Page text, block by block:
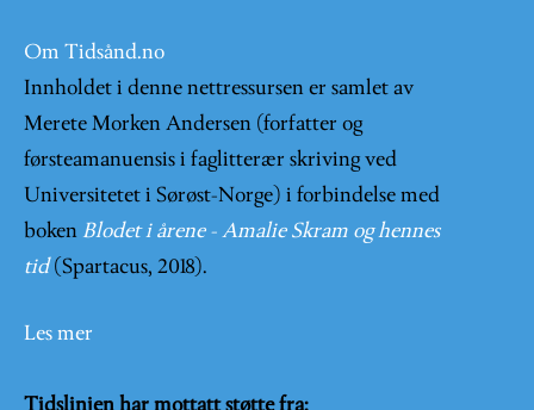
Om Tidsånd.no
Innholdet i denne nettressursen er samlet av
Merete Morken Andersen (forfatter og
førsteamanuensis i faglitterær skriving ved
Universitetet i Sørøst-Norge) i forbindelse med
boken Blodet i årene - Amalie Skram og hennes
tid (Spartacus, 2018).
Les mer